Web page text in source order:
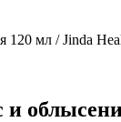
мл / Jinda